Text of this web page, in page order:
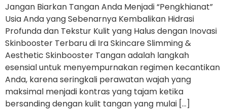
Jangan Biarkan Tangan Anda Menjadi “Pengkhianat”
Usia Anda yang Sebenarnya Kembalikan Hidrasi
Profunda dan Tekstur Kulit yang Halus dengan Inovasi
Skinbooster Terbaru di Ira Skincare Slimming &
Aesthetic Skinbooster Tangan adalah langkah
esensial untuk menyempurnakan regimen kecantikan
Anda, karena seringkali perawatan wajah yang
maksimal menjadi kontras yang tajam ketika
bersanding dengan kulit tangan yang mulai […]